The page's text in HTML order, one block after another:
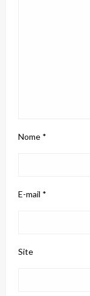
Nome *
E-mail *
Site